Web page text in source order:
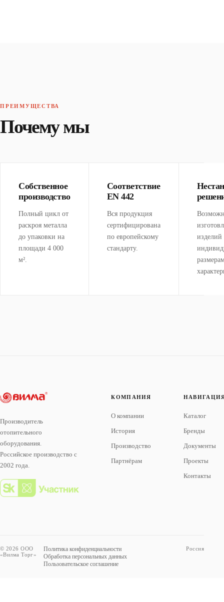
ПРЕИМУЩЕСТВА
Почему мы
Собственное
производство
Полный цикл от
раскроя металла
до упаковки на
площади 4 000
м².
Соответствие
EN 442
Вся продукция
сертифицирована
по европейскому
стандарту.
изделий
Производитель
отопительного
оборудования.
Российское производство с
2002 года.
КОМПАНИЯ
О компании
История
Производство
Партнёрам
Каталог
Бренды
Документы
Проекты
Контакты
© 2026 ООО
«Вилма Торг»
Политика конфиденциальности
Обработка персональных данных
Пользовательское соглашение
Россия